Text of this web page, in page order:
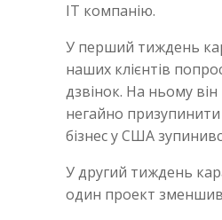
IT компанію.
У перший тиждень
наших клієнтів
дзвінок. На ньому
негайно
бізнес у США
У другий тиждень
один проект зменшив